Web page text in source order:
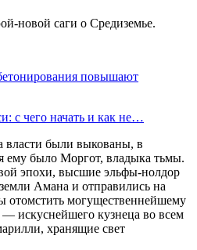
новой саги о Средиземье.
повышают
с чего начать и как не…
власти были выкованы, в
ему было Моргот, владыка тьмы.
эпохи, высшие эльфы-нолдор
Амана и отправились на
отомстить могущественнейшему
— искуснейшего кузнеца во всем
хранящие свет